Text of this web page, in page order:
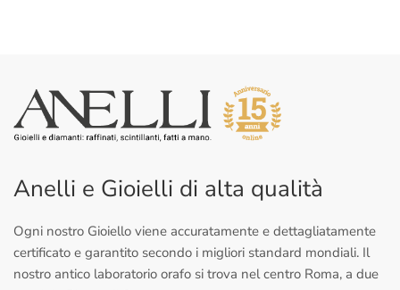
Anelli e Gioielli di alta qualità
Ogni nostro Gioiello viene accuratamente e dettagliatamente
certificato e garantito secondo i migliori standard mondiali. Il
nostro antico laboratorio orafo si trova nel centro Roma, a due